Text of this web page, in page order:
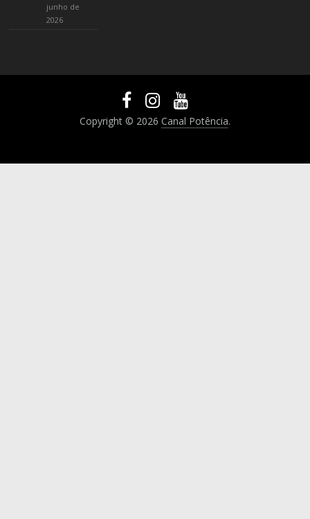
junho de
2026
Copyright © 2026 Canal Potência.